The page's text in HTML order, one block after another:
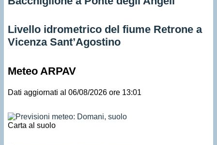
Livello idrometrico del fiume Retrone a
Vicenza Sant’Agostino
Meteo ARPAV
Dati aggiornati al 06/08/2026 ore 13:01
Carta al suolo